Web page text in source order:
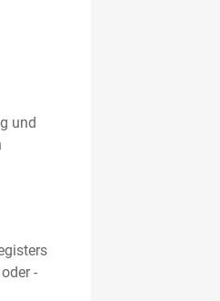
und
-